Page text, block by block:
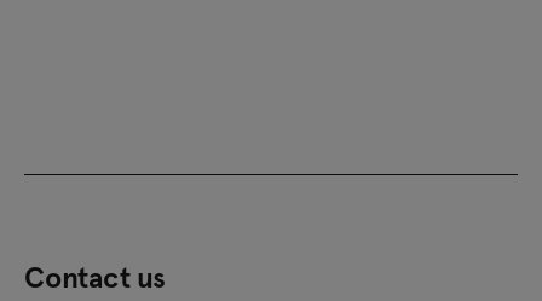
Contact us